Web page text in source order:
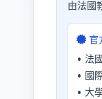
由法國
官
• 法
• 國
• 大